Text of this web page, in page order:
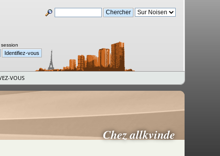
VOUS
Chez allkvinde